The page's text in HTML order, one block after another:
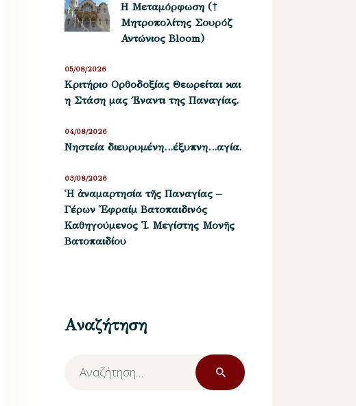
Η Μεταμόρφωση (†
Μητροπολίτης Σουρόζ
Αντώνιος Bloom)
Kριτήριο Oρθοδοξίας Θεωρείται και
η Στάση μας ΄Εναντι της Παναγίας.
05/08/2026
Νηστεία διευρυμένη…έξυπνη…αγία.
04/08/2026
Ἡ ἀναμαρτησία τῆς Παναγίας –
Γέρων Ἐφραίμ Βατοπαιδινός
Καθηγούμενος Ἱ. Μεγίστης Μονῆς
Βατοπαιδίου
03/08/2026
Αναζήτηση
Αναζήτηση
για: